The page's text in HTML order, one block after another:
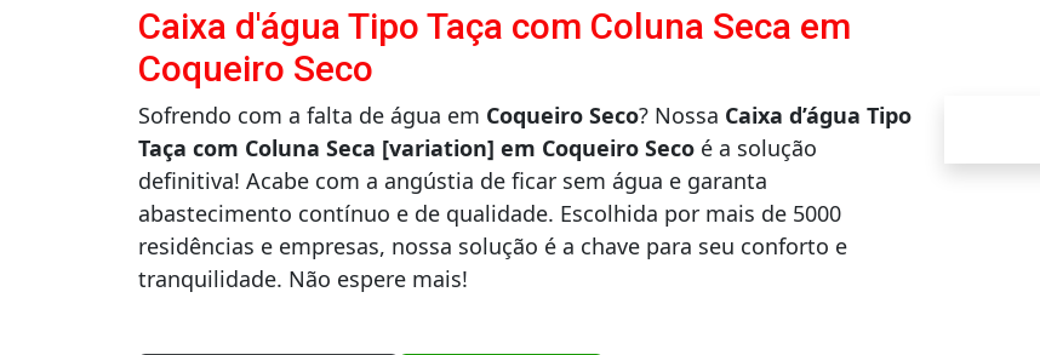
Caixa d'água Tipo Taça com Coluna Seca em
Coqueiro Seco
Sofrendo com a falta de água em Coqueiro Seco? Nossa Caixa d’água Tipo
Taça com Coluna Seca [variation] em Coqueiro Seco é a solução
definitiva! Acabe com a angústia de ficar sem água e garanta
abastecimento contínuo e de qualidade. Escolhida por mais de 5000
residências e empresas, nossa solução é a chave para seu conforto e
tranquilidade. Não espere mais!